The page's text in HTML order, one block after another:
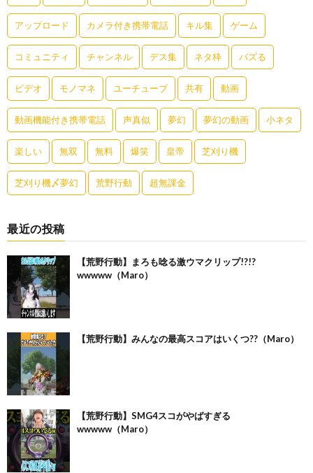
アップロード カメラ付き携帯電話 キル集 ゲーム
コミュニティ チャンネル デス集 ネタ枠 バズる
ビデオ モノマネ ユーチューブ 共有 動画
動画機能付き携帯電話 声真似 夢幻 夢幻の動画 小ネタ
楽しい 無双 無料 爆笑 皇帝 芝刈り機
芝刈り機〆夢幻 荒野行動 超無課金
最近の投稿
【荒野行動】まろも唸る激ウマクリップ!?!?
wwwww（Maro）
【荒野行動】みんなの最高スコアはいくつ??（Maro）
【荒野行動】SMG4スコがやばすぎる
wwwww（Maro）